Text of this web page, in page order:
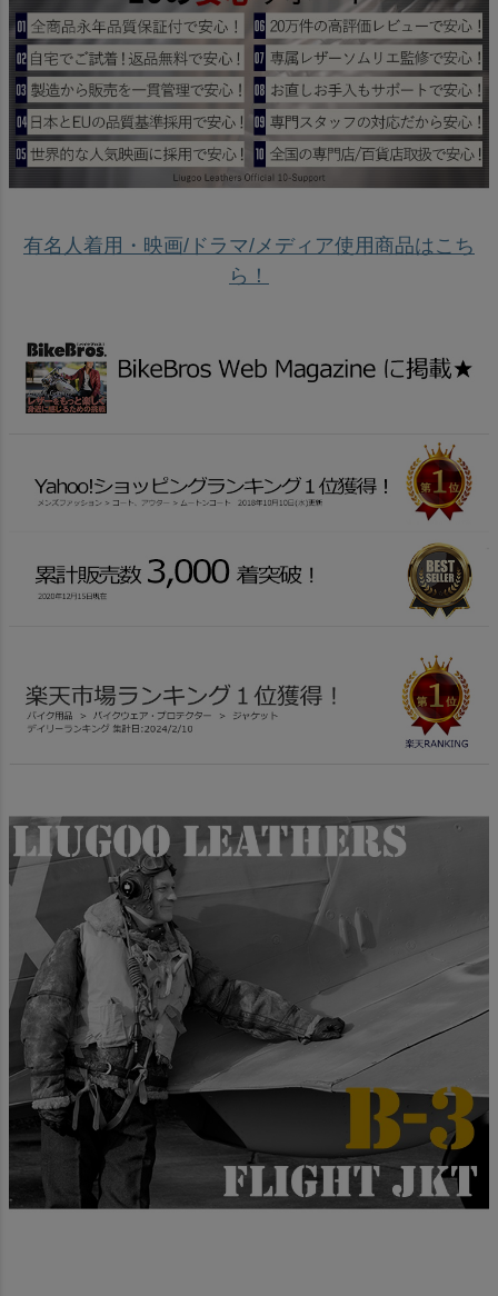
有名人着用・映画/ドラマ/メディア使用商品はこち
ら！